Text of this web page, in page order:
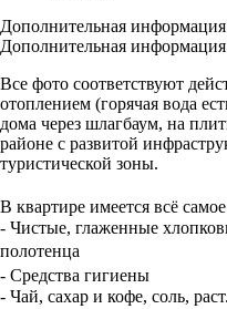
Дополнительная информация
Дополнительная информация
Все фото соответствуют
отоплением (горячая вода
дома через шлагбаум, на
районе с развитой
туристической зоны.
В квартире имеется всё
- Чистые, глаженные
полотенца
- Средства гигиены
- Чай, сахар и кофе, соль,